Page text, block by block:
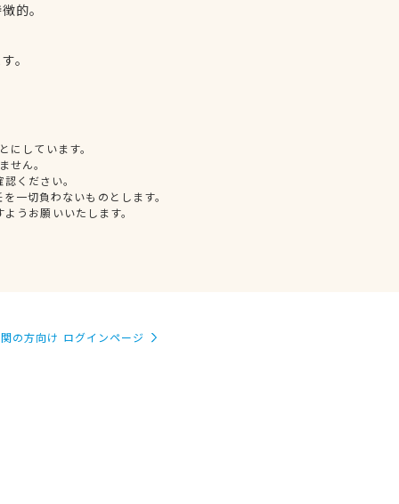
的。
。
しています。
せん。
ください。
一切負わないものとします。
うお願いいたします。
の方向け ログインページ